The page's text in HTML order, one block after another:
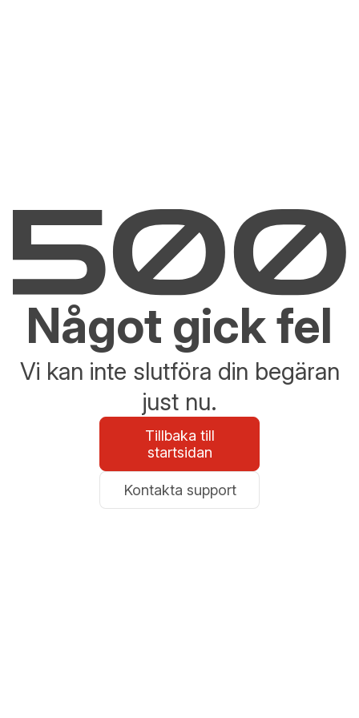
Något gick fel
Vi kan inte slutföra din begäran
just nu.
Tillbaka till
startsidan
Kontakta support